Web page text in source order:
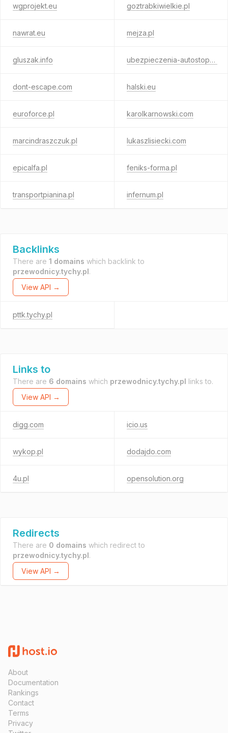
wgprojekt.eu goztrabkiwielkie.pl
nawrat.eu mejza.pl
gluszak.info ubezpieczenia-autostop.pl
dont-escape.com halski.eu
euroforce.pl karolkarnowski.com
marcindraszczuk.pl lukaszlisiecki.com
epicalfa.pl feniks-forma.pl
transportpianina.pl infernum.pl
Backlinks
There are 1 domains which backlink to
przewodnicy.tychy.pl.
View API →
pttk.tychy.pl
Links to
There are 6 domains which przewodnicy.tychy.pl links to.
View API →
digg.com icio.us
wykop.pl dodajdo.com
4u.pl opensolution.org
Redirects
There are 0 domains which redirect to
przewodnicy.tychy.pl.
View API →
About
Documentation
Rankings
Contact
Terms
Privacy